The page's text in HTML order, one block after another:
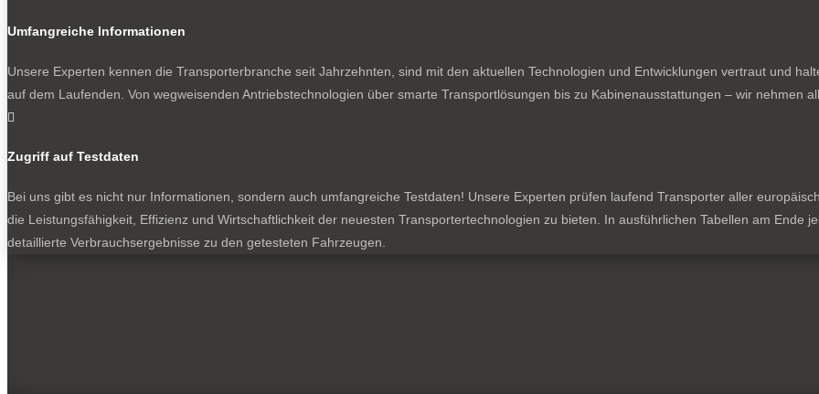
Umfangreiche Informationen
Unsere Experten kennen die Transporterbranche seit Jahrzehnten, sind mit den aktuellen Technologien und Entwicklungen vertraut und
auf dem Laufenden. Von wegweisenden Antriebstechnologien über smarte Transportlösungen bis zu Kabinenausstattungen – wir nehmen

Zugriff auf Testdaten
Bei uns gibt es nicht nur Informationen, sondern auch umfangreiche Testdaten! Unsere Experten prüfen laufend Transporter aller
die Leistungsfähigkeit, Effizienz und Wirtschaftlichkeit der neuesten Transportertechnologien zu bieten. In ausführlichen Tabellen am Ende
detaillierte Verbrauchsergebnisse zu den getesteten Fahrzeugen.